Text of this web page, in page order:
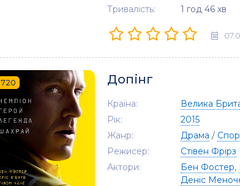
Тривалість:
1 год 46 хв
720 Допінг
Країна: Велика
Рік:
2015
Жанр:
Драма /
Режисер:
Стівен Фрірз
Актори:
Бен Фостер,
Деніс